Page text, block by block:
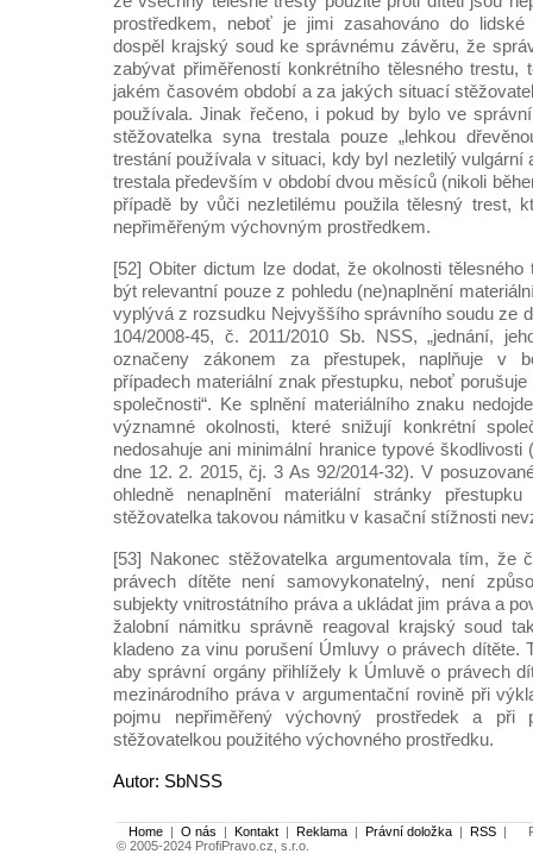
prostředkem, neboť je jimi zasahováno do lidské
dospěl krajský soud ke správnému závěru, že
zabývat přiměřeností konkrétního tělesného
jakém časovém období a za jakých situací
používala. Jinak řečeno, i pokud by bylo ve
stěžovatelka syna trestala pouze „lehkou
trestání používala v situaci, kdy byl nezletilý vulgární
trestala především v období dvou měsíců (nikoli
případě by vůči nezletilému použila tělesný trest,
nepřiměřeným výchovným prostředkem.
[52] Obiter dictum lze dodat, že okolnosti
být relevantní pouze z pohledu (ne)naplnění
vyplývá z rozsudku Nejvyššího správního soudu ze
104/2008-45, č. 2011/2010 Sb. NSS, „jednání,
označeny zákonem za přestupek, naplňuje v
případech materiální znak přestupku, neboť
společnosti“. Ke splnění materiálního znaku
významné okolnosti, které snižují konkrétní
nedosahuje ani minimální hranice typové
dne 12. 2. 2015, čj. 3 As 92/2014-32). V
ohledně nenaplnění materiální stránky
stěžovatelka takovou námitku v kasační stížnosti
[53] Nakonec stěžovatelka argumentovala tím, že
právech dítěte není samovykonatelný, není
subjekty vnitrostátního práva a ukládat jim práva a
žalobní námitku správně reagoval krajský soud
kladeno za vinu porušení Úmluvy o právech dítěte.
aby správní orgány přihlížely k Úmluvě o právech
mezinárodního práva v argumentační rovině při
pojmu nepřiměřený výchovný prostředek a při
stěžovatelkou použitého výchovného prostředku.
Autor: SbNSS
Home | O nás | Kontakt | Reklama | Právní doložka | RSS |
© 2005-2024 ProfiPravo.cz, s.r.o.